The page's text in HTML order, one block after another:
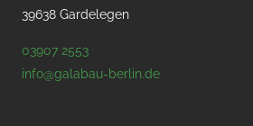
39638 Gardelegen
03907 2553
info@galabau-berlin.de